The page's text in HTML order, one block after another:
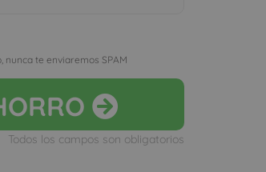
te enviaremos SPAM
Todos los campos son obligatorios